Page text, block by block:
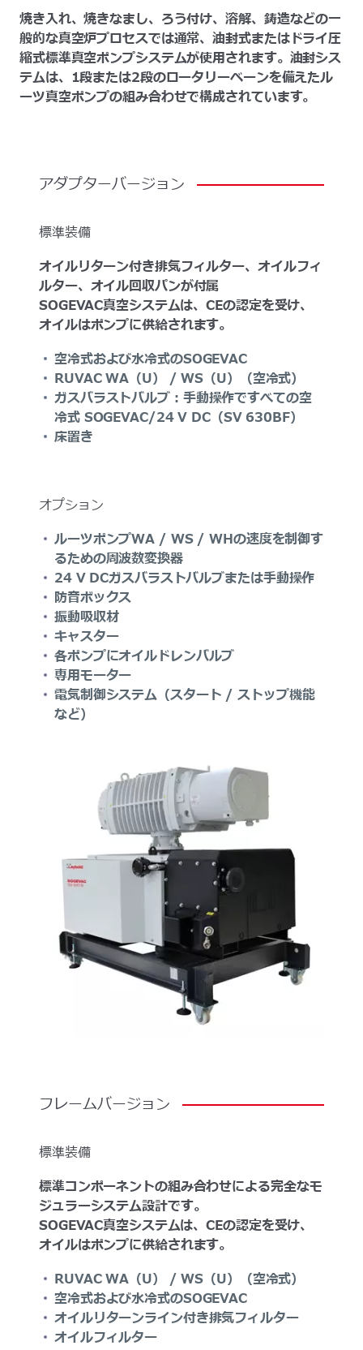
焼き入れ、焼きなまし、ろう付け、溶解、鋳造などの一
般的な真空炉プロセスでは通常、油封式またはドライ圧
縮式標準真空ポンプシステムが使用されます。油封シス
テムは、1段または2段のロータリーベーンを備えたル
ーツ真空ポンプの組み合わせで構成されています。
アダプターバージョン
標準装備
オイルリターン付き排気フィルター、オイルフィ
ルター、オイル回収パンが付属
SOGEVAC真空システムは、CEの認定を受け、
オイルはポンプに供給されます。
空冷式および水冷式のSOGEVAC
RUVAC WA（U） / WS（U）（空冷式）
ガスバラストバルブ：手動操作ですべての空
冷式 SOGEVAC/24 V DC（SV 630BF）
床置き
オプション
ルーツポンプWA / WS / WHの速度を制御す
るための周波数変換器
24 V DCガスバラストバルブまたは手動操作
防音ボックス
振動吸収材
キャスター
各ポンプにオイルドレンバルブ
専用モーター
電気制御システム（スタート / ストップ機能
など）
フレームバージョン
標準装備
標準コンポーネントの組み合わせによる完全なモ
ジュラーシステム設計です。
SOGEVAC真空システムは、CEの認定を受け、
オイルはポンプに供給されます。
RUVAC WA（U） / WS（U）（空冷式）
空冷式および水冷式のSOGEVAC
オイルリターンライン付き排気フィルター
オイルフィルター